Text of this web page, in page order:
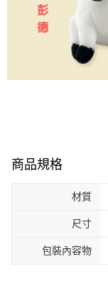
商品規格
材質
尺寸
包裝內容物